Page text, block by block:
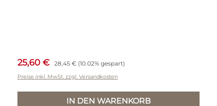
Verkaufspreis:
25,60 € Regulärer Preis:
28,45 € (10.02% gespart)
Preise inkl. MwSt. zzgl. Versandkosten
IN DEN WARENKORB